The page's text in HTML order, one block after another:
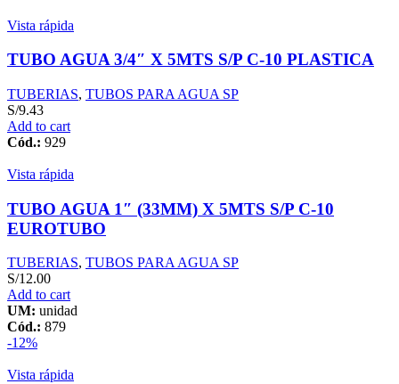
Vista rápida
TUBO AGUA 3/4″ X 5MTS S/P C-10 PLASTICA
TUBERIAS, TUBOS PARA AGUA SP
S/9.43
Add to cart
Cód.: 929
Vista rápida
TUBO AGUA 1″ (33MM) X 5MTS S/P C-10
EUROTUBO
TUBERIAS, TUBOS PARA AGUA SP
S/12.00
Add to cart
UM: unidad
Cód.: 879
-12%
Vista rápida